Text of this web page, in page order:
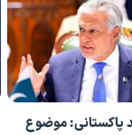
پاکستانی: موضوع